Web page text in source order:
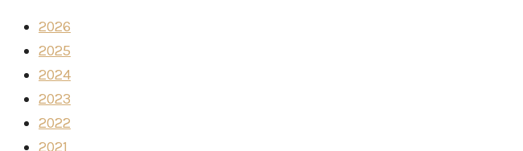
2026
2025
2024
2023
2022
2021